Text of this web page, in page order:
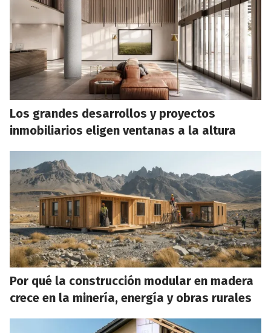
Los grandes desarrollos y proyectos
inmobiliarios eligen ventanas a la altura
Por qué la construcción modular en madera
crece en la minería, energía y obras rurales